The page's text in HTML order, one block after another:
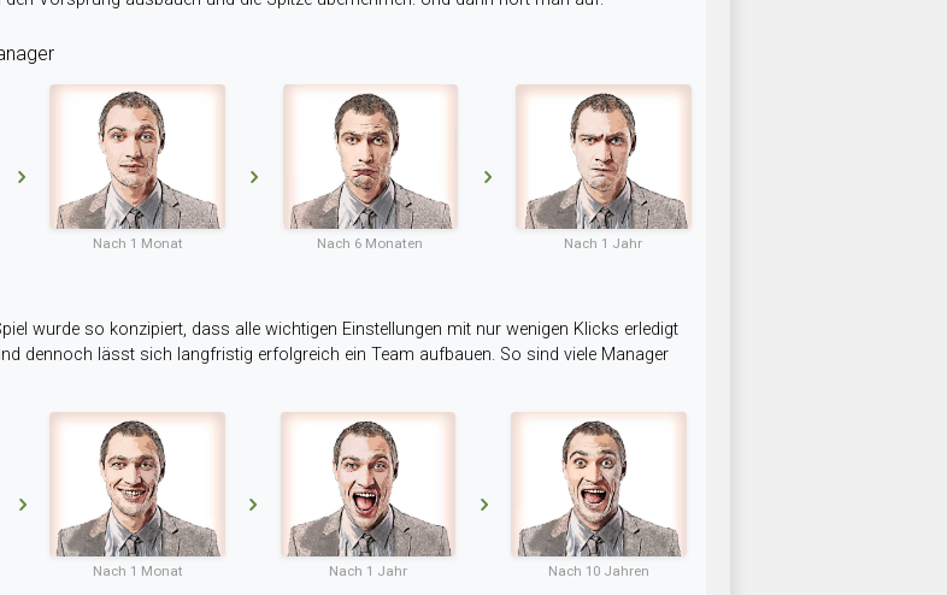
Nach 1 Monat Nach 6 Monaten Nach 1 Jahr
wurde so konzipiert, dass alle wichtigen Einstellungen mit nur wenigen Klicks erledigt
dennoch lässt sich langfristig erfolgreich ein Team aufbauen. So sind viele Manager
Nach 1 Monat Nach 1 Jahr Nach 10 Jahren